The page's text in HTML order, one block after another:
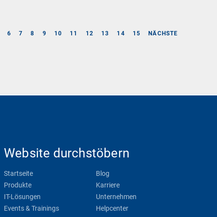
6 7 8 9 10 11 12 13 14 15 NÄCHSTE
Website durchstöbern
Startseite
Produkte
IT-Lösungen
Events & Trainings
Blog
Karriere
Unternehmen
Helpcenter